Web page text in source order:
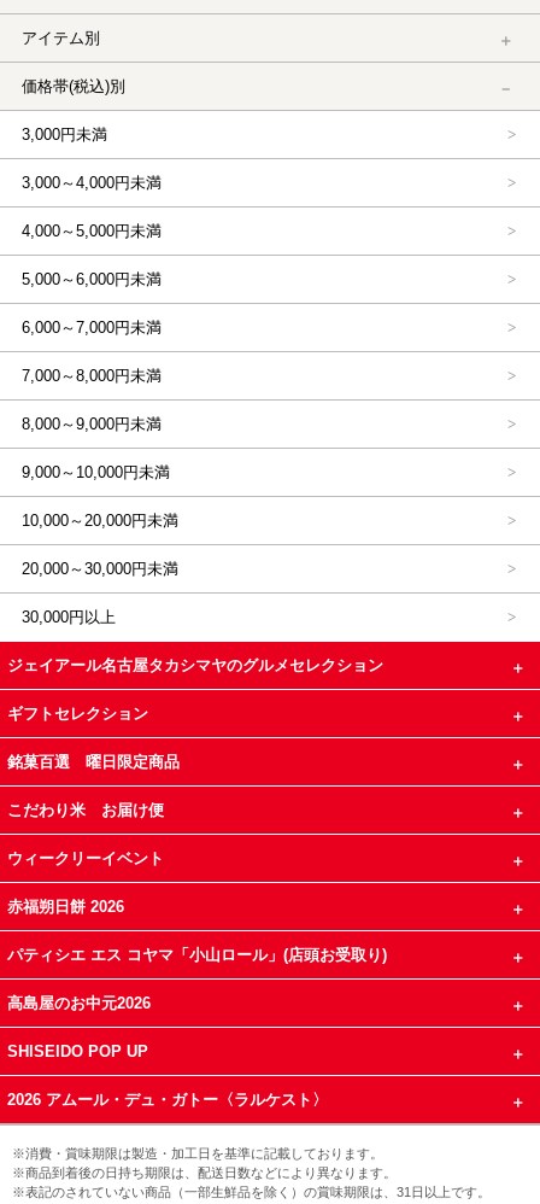
アイテム別
価格帯(税込)別
3,000円未満
3,000～4,000円未満
4,000～5,000円未満
5,000～6,000円未満
6,000～7,000円未満
7,000～8,000円未満
8,000～9,000円未満
9,000～10,000円未満
10,000～20,000円未満
20,000～30,000円未満
30,000円以上
ジェイアール名古屋タカシマヤのグルメセレクション
ギフトセレクション
銘菓百選 曜日限定商品
こだわり米 お届け便
ウィークリーイベント
赤福朔日餅 2026
パティシエ エス コヤマ「小山ロール」(店頭お受取り)
高島屋のお中元2026
SHISEIDO POP UP
2026 アムール・デュ・ガトー〈ラルケスト〉
※消費・賞味期限は製造・加工日を基準に記載しております。
※商品到着後の日持ち期限は、配送日数などにより異なります。
※表記のされていない商品（一部生鮮品を除く）の賞味期限は、31日以上です。